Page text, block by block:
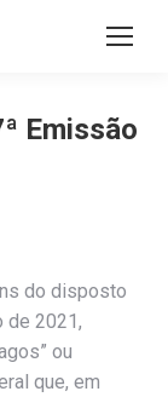
Emissão
do disposto
de 2021,
ou
que, em